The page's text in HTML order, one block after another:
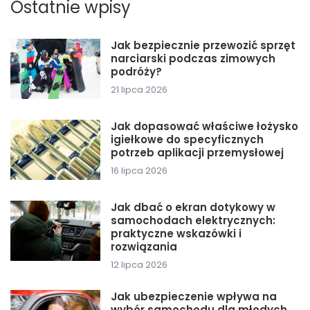
Ostatnie wpisy
Jak bezpiecznie przewozić sprzęt
narciarski podczas zimowych
podróży?
21 lipca 2026
Jak dopasować właściwe łożysko
igiełkowe do specyficznych
potrzeb aplikacji przemysłowej
16 lipca 2026
Jak dbać o ekran dotykowy w
samochodach elektrycznych:
praktyczne wskazówki i
rozwiązania
12 lipca 2026
Jak ubezpieczenie wpływa na